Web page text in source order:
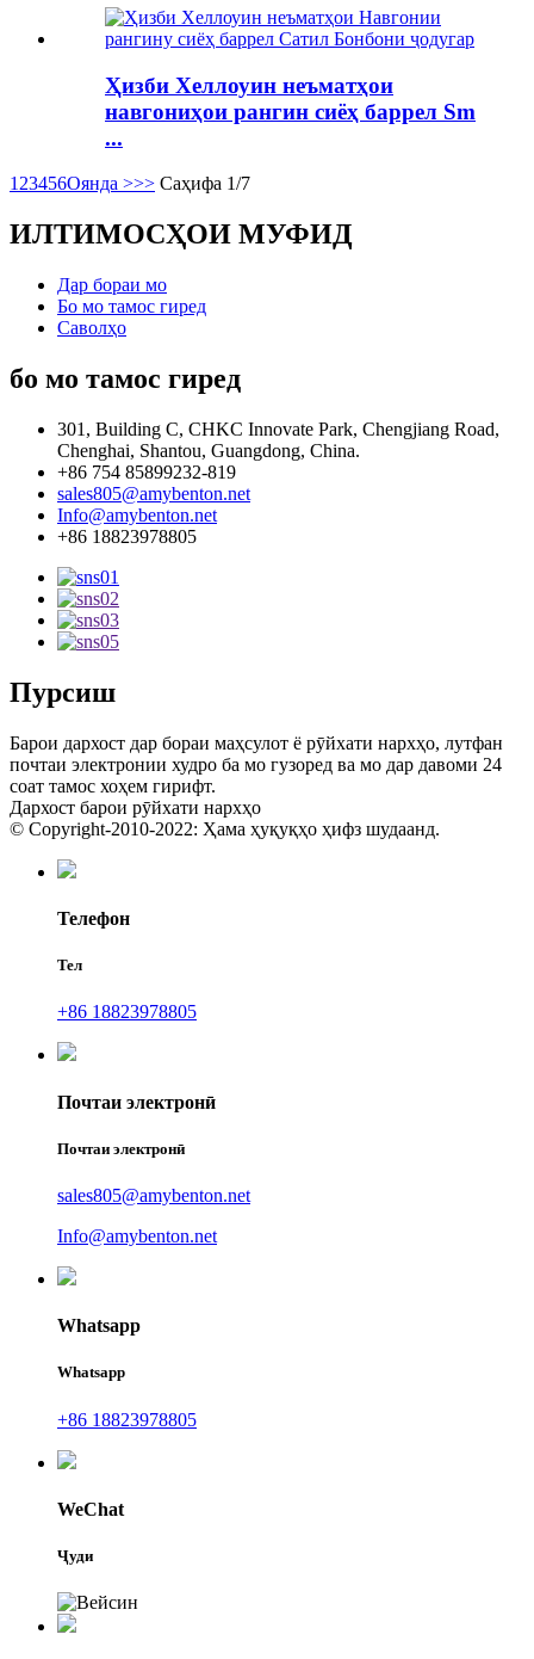
Ҳизби Хеллоуин неъматҳои
навгониҳои рангин сиёҳ баррел Sm
...
1 23456Оянда >>> Саҳифа 1/7
ИЛТИМОСҲОИ МУФИД
Дар бораи мо
Бо мо тамос гиред
Саволҳо
бо мо тамос гиред
301, Building C, CHKC Innovate Park, Chengjiang Road,
Chenghai, Shantou, Guangdong, China.
+86 754 85899232-819
sales805@amybenton.net
Info@amybenton.net
+86 18823978805
Пурсиш
Барои дархост дар бораи маҳсулот ё рӯйхати нархҳо, лутфан
почтаи электронии худро ба мо гузоред ва мо дар давоми 24
соат тамос хоҳем гирифт.
Дархост барои рӯйхати нархҳо
© Copyright-2010-2022: Ҳама ҳуқуқҳо ҳифз шудаанд.
Телефон
Тел
+86 18823978805
Почтаи электронӣ
Почтаи электронӣ
sales805@amybenton.net
Info@amybenton.net
Whatsapp
Whatsapp
+86 18823978805
WeChat
Ҷуди